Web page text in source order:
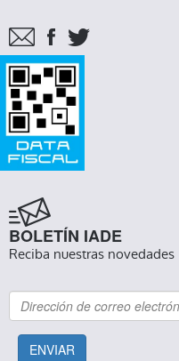
BOLETÍN IADE
Reciba nuestras novedades
ENVIAR